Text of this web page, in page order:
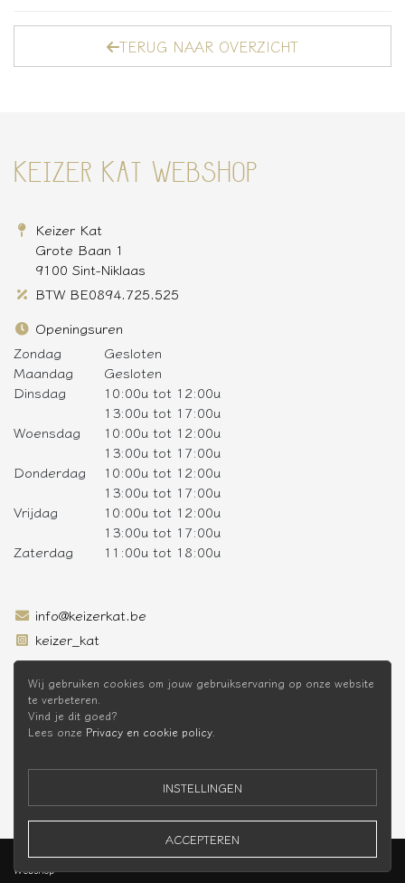
TERUG NAAR OVERZICHT
KEIZER KAT WEBSHOP
Keizer Kat
Grote Baan 1
9100 Sint-Niklaas
BTW BE0894.725.525
Openingsuren
Zondag
Gesloten
Maandag
Gesloten
Dinsdag
10:00u tot 12:00u
13:00u tot 17:00u
Woensdag
10:00u tot 12:00u
13:00u tot 17:00u
Donderdag
10:00u tot 12:00u
13:00u tot 17:00u
Vrijdag
10:00u tot 12:00u
13:00u tot 17:00u
Zaterdag
11:00u tot 18:00u
info@keizerkat.be
keizer_kat
SCHRIJF JE IN OP DE NIEUWSBRIEF
* Niet cumuleerbaar met andere kortingen
Keizer Kat Webshop © 2026 -Privacy Policy-Voorwaarden
Webshop
Wij gebruiken cookies om jouw gebruikservaring op onze website
te verbeteren.
Vind je dit goed?
Lees onze Privacy en cookie policy.
INSTELLINGEN
ACCEPTEREN